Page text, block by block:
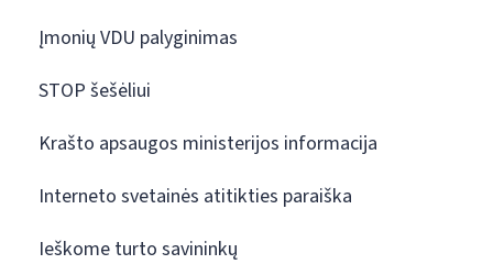
Įmonių VDU palyginimas
STOP šešėliui
Krašto apsaugos ministerijos informacija
Interneto svetainės atitikties paraiška
Ieškome turto savininkų